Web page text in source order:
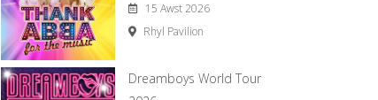
15 Awst 2026
Rhyl Pavilion
Dreamboys World Tour